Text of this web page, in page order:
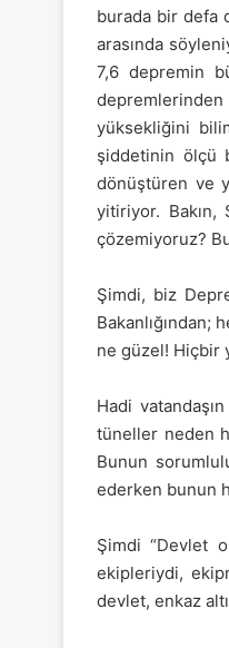
burada bir defa
arasında
7,6 depremin
depremlerinden
yüksekliğini
şiddetinin ölçü
dönüştüren ve
yitiriyor. Bakın,
çözemiyoruz?
Şimdi, biz
Bakanlığından;
ne güzel! Hiçbir
Hadi
tüneller neden
Bunun
ederken bunun
Şimdi “Devlet
ekipleriydi,
devlet, enkaz